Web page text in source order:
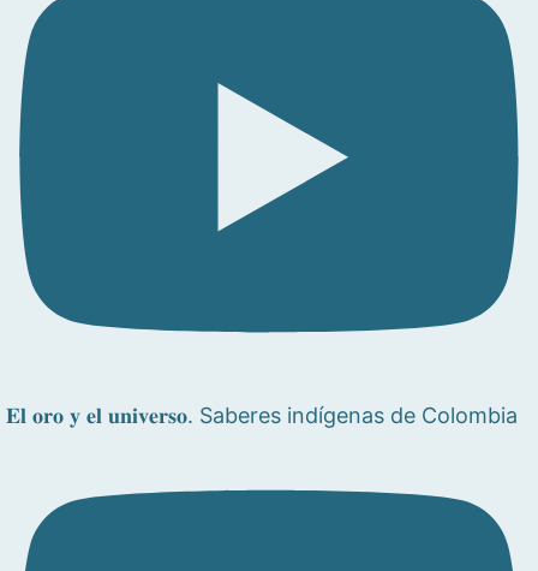
𝐄𝐥 𝐨𝐫𝐨 𝐲 𝐞𝐥 𝐮𝐧𝐢𝐯𝐞𝐫𝐬𝐨. Saberes indígenas de Colombia